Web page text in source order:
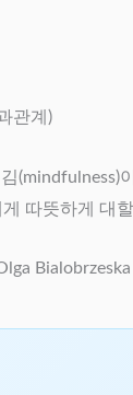
관계)
따뜻하게 대
Bialobrzeska